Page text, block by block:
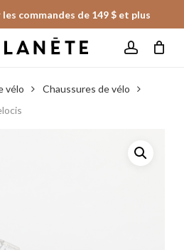
commandes de 149 $ et plus
Fermer
le
panier
vélo
Chaussures de vélo